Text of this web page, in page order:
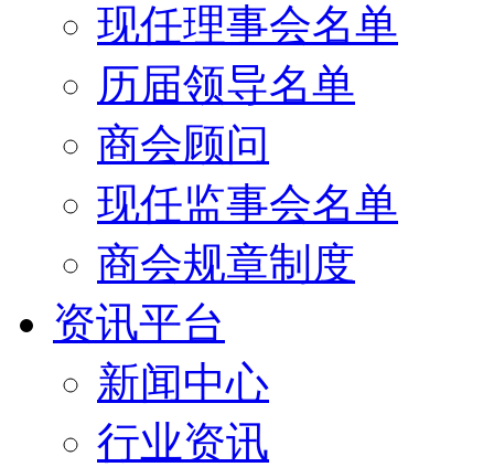
现任理事会名单
历届领导名单
商会顾问
现任监事会名单
商会规章制度
资讯平台
新闻中心
行业资讯